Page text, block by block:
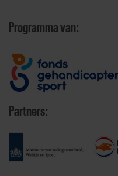
Programma van:
Partners: